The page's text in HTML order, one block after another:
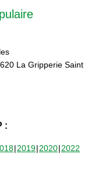
La Gripperie Saint
:
2019 2020 2022